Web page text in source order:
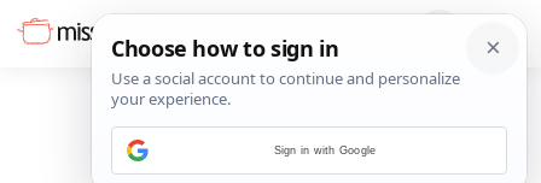
Sign in with Google